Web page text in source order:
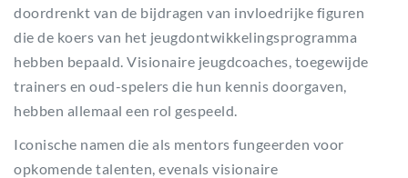
doordrenkt van de bijdragen van invloedrijke figuren
die de koers van het jeugdontwikkelingsprogramma
hebben bepaald. Visionaire jeugdcoaches, toegewijde
trainers en oud-spelers die hun kennis doorgaven,
hebben allemaal een rol gespeeld.
Iconische namen die als mentors fungeerden voor
opkomende talenten, evenals visionaire